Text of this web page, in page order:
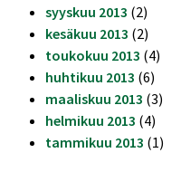
syyskuu 2013 (2)
kesäkuu 2013 (2)
toukokuu 2013 (4)
huhtikuu 2013 (6)
maaliskuu 2013 (3)
helmikuu 2013 (4)
tammikuu 2013 (1)